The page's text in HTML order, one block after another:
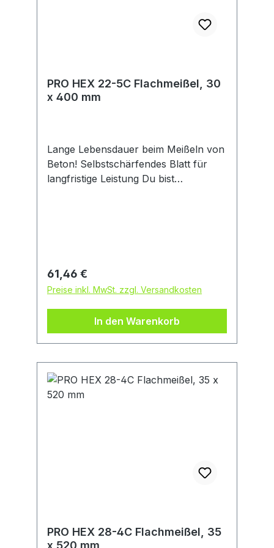
PRO HEX 22-5C Flachmeißel, 30
x 400 mm
Lange Lebensdauer beim Meißeln von
Beton! Selbstschärfendes Blatt für
langfristige Leistung Du bist
unterbrechungsfreies Arbeiten
benötigst. Der PRO HEX 22-5C ist ein
Hochleistungsmeißel, mit dem du
Beton und Ziegelstein in einer Vielzahl
von Strukturen - Gebäuden, Straßen
und Brücken - aufbrechen kannst,
musst. Seine selbstschärfende flache
Schnittkante sorgt für lang anhaltende
Leistung.
Regulärer Preis:
61,46 €
Preise inkl. MwSt. zzgl. Versandkosten
In den Warenkorb
PRO HEX 28-4C Flachmeißel, 35
x 520 mm